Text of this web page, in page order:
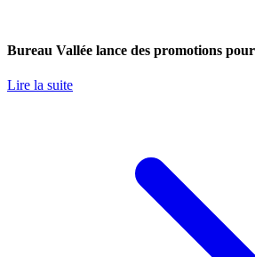
Bureau Vallée lance des promotions
Lire la suite